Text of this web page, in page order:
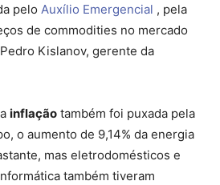
pelo Auxílio Emergencial , pela
de commodities no mercado
Kislanov, gerente da
inflação também foi puxada pela
o aumento de 9,14% da energia
mas eletrodomésticos e
também tiveram